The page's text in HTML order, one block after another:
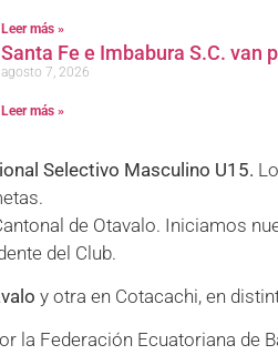
Leer más »
Santa Fe e Imbabura S.C. van
agosto 7, 2026
Leer más »
Selectivo Masculino U15.
de Otavalo. Iniciamos
del Club.
y otra en Cotacachi, en
Federación Ecuatoriana de